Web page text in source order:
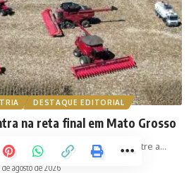
DESTAQUE EDITORIAL
na reta final em Mato Grosso
dos grãos seja concluída entre a…
de agosto de 2026